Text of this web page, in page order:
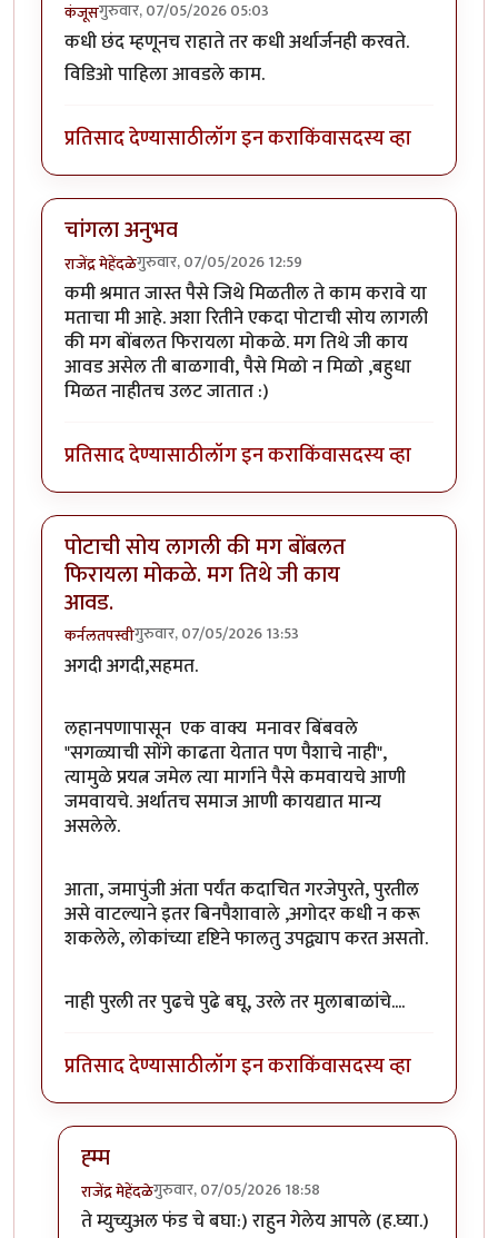
कंजूसगुरुवार, 07/05/2026 05:03
कधी छंद म्हणूनच राहाते तर कधी अर्थार्जनही करवते.
विडिओ पाहिला आवडले काम.
प्रतिसाद देण्यासाठीलॉग इन कराकिंवासदस्य व्हा
चांगला अनुभव
राजेंद्र मेहेंदळेगुरुवार, 07/05/2026 12:59
कमी श्रमात जास्त पैसे जिथे मिळतील ते काम करावे या
मताचा मी आहे. अशा रितीने एकदा पोटाची सोय लागली
की मग बोंबलत फिरायला मोकळे. मग तिथे जी काय
आवड असेल ती बाळगावी, पैसे मिळो न मिळो ,बहुधा
मिळत नाहीतच उलट जातात :)
प्रतिसाद देण्यासाठीलॉग इन कराकिंवासदस्य व्हा
पोटाची सोय लागली की मग बोंबलत
फिरायला मोकळे. मग तिथे जी काय
आवड.
कर्नलतपस्वीगुरुवार, 07/05/2026 13:53
अगदी अगदी,सहमत.
लहानपणापासून एक वाक्य मनावर बिंबवले
"सगळ्याची सोंगे काढता येतात पण पैशाचे नाही",
त्यामुळे प्रयत्न जमेल त्या मार्गाने पैसे कमवायचे आणी
जमवायचे. अर्थातच समाज आणी कायद्यात मान्य
असलेले.
आता, जमापुंजी अंता पर्यंत कदाचित गरजेपुरते, पुरतील
असे वाटल्याने इतर बिनपैशावाले ,अगोदर कधी न करू
शकलेले, लोकांच्या दृष्टिने फालतु उपद्व्याप करत असतो.
नाही पुरली तर पुढचे पुढे बघू, उरले तर मुलाबाळांचे....
प्रतिसाद देण्यासाठीलॉग इन कराकिंवासदस्य व्हा
ह्म्म
राजेंद्र मेहेंदळेगुरुवार, 07/05/2026 18:58
In reply toपोटाची सोय लागली की मग बोंबलत
ते म्युच्युअल फंड चे बघा:) राहुन गेलेय आपले (ह.घ्या.)